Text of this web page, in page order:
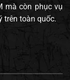
mà còn phục vụ
trên toàn quốc.